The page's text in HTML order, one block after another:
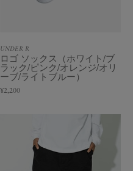
UNDER R
ロゴ ソックス（ホワイト/ブ
ラック/ピンク/オレンジ/オリ
ーブ/ライトブルー）
¥2,200